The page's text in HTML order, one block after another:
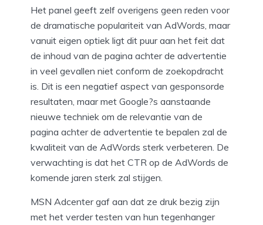
Het panel geeft zelf overigens geen reden voor
de dramatische populariteit van AdWords, maar
vanuit eigen optiek ligt dit puur aan het feit dat
de inhoud van de pagina achter de advertentie
in veel gevallen niet conform de zoekopdracht
is. Dit is een negatief aspect van gesponsorde
resultaten, maar met Google?s aanstaande
nieuwe techniek om de relevantie van de
pagina achter de advertentie te bepalen zal de
kwaliteit van de AdWords sterk verbeteren. De
verwachting is dat het CTR op de AdWords de
komende jaren sterk zal stijgen.
MSN Adcenter gaf aan dat ze druk bezig zijn
met het verder testen van hun tegenhanger